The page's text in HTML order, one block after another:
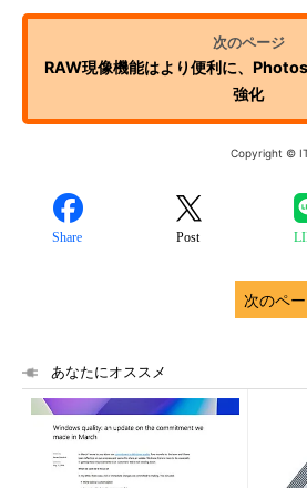
RAW現像機能はより便利に、
強化
Copyright ©
Share Post
次のペ
あなたにオススメ